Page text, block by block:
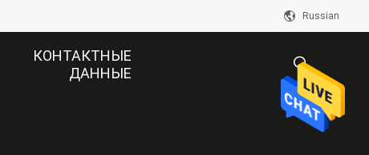
Russian
КОНТАКТНЫЕ
ДАННЫЕ